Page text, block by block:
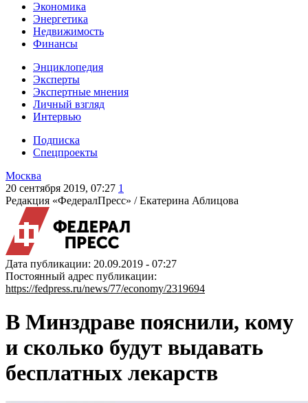
Экономика
Энергетика
Недвижимость
Финансы
Энциклопедия
Эксперты
Экспертные мнения
Личный взгляд
Интервью
Подписка
Спецпроекты
Москва
20 сентября 2019, 07:27 1
Редакция «ФедералПресс» /Екатерина Аблицова
Дата публикации: 20.09.2019 - 07:27
Постоянный адрес публикации:
https://fedpress.ru/news/77/economy/2319694
В Минздраве пояснили, кому
и сколько будут выдавать
бесплатных лекарств